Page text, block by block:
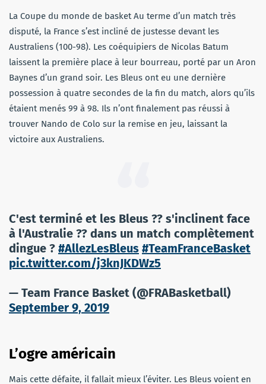
La Coupe du monde de basket Au terme d’un match très
disputé, la France s’est incliné de justesse devant les
Australiens (100-98). Les coéquipiers de Nicolas Batum
laissent la première place à leur bourreau, porté par un Aron
Baynes d’un grand soir. Les Bleus ont eu une dernière
possession à quatre secondes de la fin du match, alors qu’ils
étaient menés 99 à 98. Ils n’ont finalement pas réussi à
trouver Nando de Colo sur la remise en jeu, laissant la
victoire aux Australiens.
C'est terminé et les Bleus ?? s'inclinent face
à l'Australie ?? dans un match complètement
dingue ? #AllezLesBleus #TeamFranceBasket
pic.twitter.com/j3knJKDWz5
— Team France Basket (@FRABasketball)
September 9, 2019
L’ogre américain
Mais cette défaite, il fallait mieux l’éviter. Les Bleus voient en